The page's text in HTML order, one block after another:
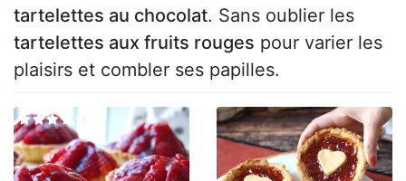
tartelettes au chocolat. Sans oublier les
tartelettes aux fruits rouges pour varier les
plaisirs et combler ses papilles.